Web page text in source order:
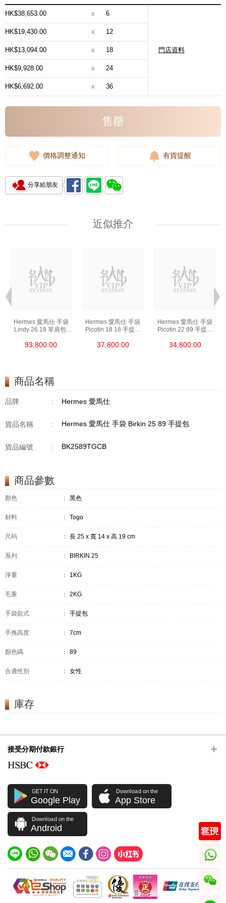
HK$38,653.00 x 6
門店資料
HK$19,430.00 x 12
HK$13,094.00 x 18
HK$9,928.00 x 24
HK$6,692.00 x 36
售罄
價格調整通知 有貨提醒
分享給朋友
近似推介
Hermes 愛馬仕 手袋
Lindy 26 18 單肩包/
93,800.00
Hermes 愛馬仕 手袋
Picotin 18 18 手提包
37,800.00
Hermes 愛馬仕 手袋
Picotin 22 89 手提包
34,800.00
商品名稱
品牌 : Hermes 愛馬仕
貨品名稱 : Hermes 愛馬仕 手袋 Birkin 25 89 手提包
貨品編號 : BK2589TGCB
商品參數
顏色 ： 黑色
材料 ： Togo
尺码 ： 長 25 x 寬 14 x 高 19 cm
系列 ： BIRKIN 25
淨重 ： 1KG
毛重 ： 2KG
手袋款式 ： 手提包
手挽高度 ： 7cm
顏色碼 ： 89
合適性別 ： 女性
庫存
接受分期付款銀行
GET IT ON
Google Play
Download on the
App Store
Download on the
Android
whatsapp